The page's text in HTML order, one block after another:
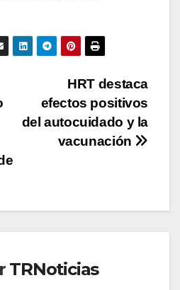
HRT destaca
efectos positivos
del autocuidado y la
vacunación
TRNoticias